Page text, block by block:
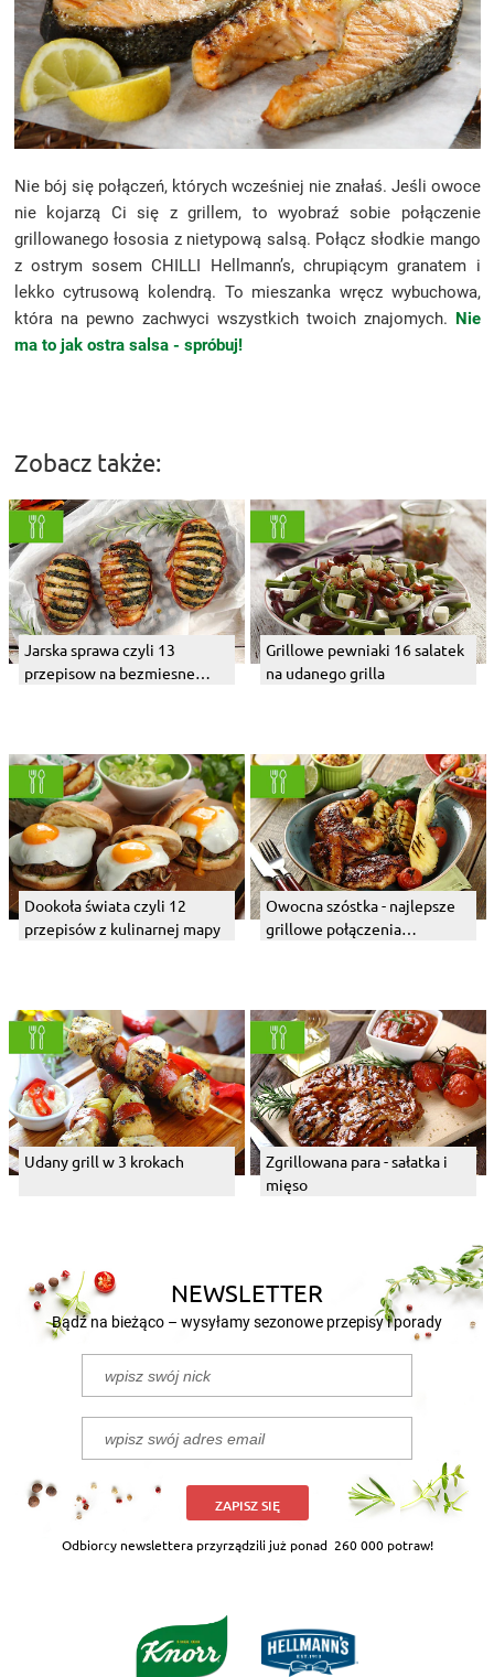
Nie bój się połączeń, których wcześniej nie znałaś. Jeśli owoce
nie kojarzą Ci się z grillem, to wyobraź sobie połączenie
grillowanego łososia z nietypową salsą. Połącz słodkie mango
z ostrym sosem CHILLI Hellmann’s, chrupiącym granatem i
lekko cytrusową kolendrą. To mieszanka wręcz wybuchowa,
która na pewno zachwyci wszystkich twoich znajomych. Nie
ma to jak ostra salsa - spróbuj!
Zobacz także:
Jarska sprawa czyli 13
przepisow na bezmiesne
Grillowe pewniaki 16 salatek
na udanego grilla
Dookoła świata czyli 12
przepisów z kulinarnej mapy
Owocna szóstka - najlepsze
grillowe połączenia
Udany grill w 3 krokach
Zgrillowana para - sałatka i
mięso
NEWSLETTER
Bądź na bieżąco – wysyłamy sezonowe przepisy i porady
ZAPISZ SIĘ
Odbiorcy newslettera przyrządzili już ponad 260 000 potraw!